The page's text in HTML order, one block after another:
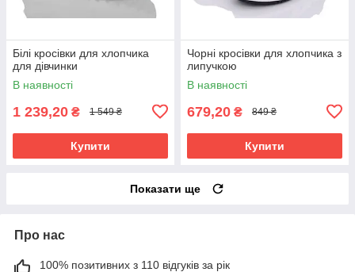
Білі кросівки для хлопчика
для дівчинки
В наявності
1 239,20 ₴ 1 549 ₴
Купити
Чорні кросівки для хлопчика з
липучкою
В наявності
679,20 ₴ 849 ₴
Купити
Показати ще
Про нас
100% позитивних з 110 відгуків за рік